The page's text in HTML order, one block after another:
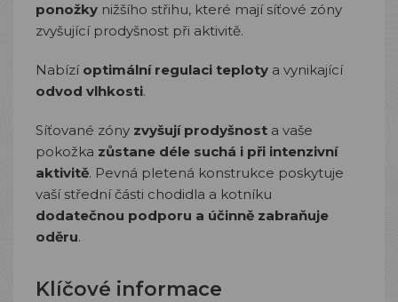
ponožky nižšího střihu, které mají síťové zóny
zvyšující prodyšnost při aktivitě.
Nabízí optimální regulaci teploty a vynikající
odvod vlhkosti.
Síťované zóny zvyšují prodyšnost a vaše
pokožka zůstane déle suchá i při intenzivní
aktivitě. Pevná pletená konstrukce poskytuje
vaší střední části chodidla a kotníku
dodatečnou podporu a účinně zabraňuje
oděru.
Klíčové informace